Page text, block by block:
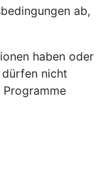
ab,
haben oder
dürfen nicht